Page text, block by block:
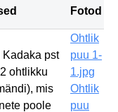
Fotod
Kadaka pst
ohtlikku
mis
poole
Ohtlik
puu 1-
1.jpg
Ohtlik
puu